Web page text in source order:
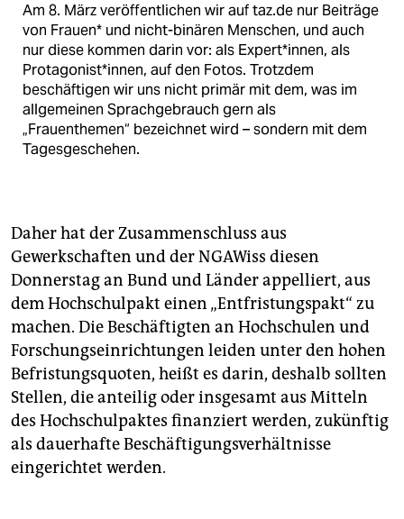
Am 8. März veröffentlichen wir auf taz.de nur Beiträge
von Frauen* und nicht-binären Menschen, und auch
nur diese kommen darin vor: als Expert*innen, als
Protagonist*innen, auf den Fotos. Trotzdem
beschäftigen wir uns nicht primär mit dem, was im
allgemeinen Sprachgebrauch gern als
„Frauenthemen“ bezeichnet wird – sondern mit dem
Tagesgeschehen.
Daher hat der Zusammenschluss aus
Gewerkschaften und der NGAWiss diesen
Donnerstag an Bund und Länder appelliert, aus
dem Hochschulpakt einen „Entfristungspakt“ zu
machen. Die Beschäftigten an Hochschulen und
Forschungseinrichtungen leiden unter den hohen
Befristungsquoten, heißt es darin, deshalb sollten
Stellen, die anteilig oder insgesamt aus Mitteln
des Hochschulpaktes finanziert werden, zukünftig
als dauerhafte Beschäftigungsverhältnisse
eingerichtet werden.